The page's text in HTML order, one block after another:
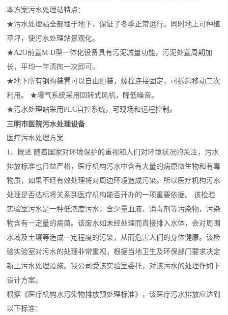
本方案污水处理站特点：
★污水处理站全部埋于地下，保证了冬季正常运行。同时地上可种植
草坪，使污水处理站景观化。
★A2O前置M-D型一体化设备具有污泥减量功能，污泥处置周期加
长，平均一年清掏一次即可。
★地下所有钢构装置可以自由组装，螺栓连接固定，可拆卸移动二次
利用。 ★曝气系统采用回转式风机，降低噪音。
★污水处理站采用PLC自控系统，可现场和远程控制。
三明市医院污水处理设备
医疗污水处理方案
1、概述 随着国家对环境保护的重视和人们对环境状况的关注，污水
排放标准也日益严格，医疗机构污水中含有大量的病原微生物和有毒
物质，如果不经有效处理将对周边环境造成污染。所以医疗机构污水
处理是否达标将关系到医疗机构能否开办的一项重要依据。 该检验
实验室污水是一种低浓度污水，含少量血液、消毒剂等污染物，污染
物含有一定量的病菌。该废水如未经处理而直接排入水体，会对周围
水域及土壤等造成一定程度的污染，从而危害人们的身体健康。该检
验实验室对污水的处理非常重视，根据当地卫生及环保部门要求决定
新上污水处理设施。我公司受该实验室委托，对该污水的处理作如下
设计方案。
根据《医疗机构水污染物排放预处理标准》，该医疗污水排放应达到
以下标准：